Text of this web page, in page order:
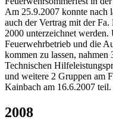
Am 25.9.2007 konnte nach
auch der Vertrag mit der
2000 unterzeichnet
Feuerwehrbetrieb und die
kommen zu lassen,
Technischen
und weitere 2 Gruppen am
Kainbach am 16.6.2007 teil.
2008